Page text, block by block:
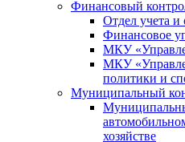
Финансовый
Отдел учета и
Финансовое
МКУ
МКУ
политики и
Муниципальный
хозяйстве